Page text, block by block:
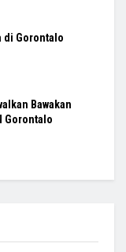
di Gorontalo
Bawakan
Gorontalo